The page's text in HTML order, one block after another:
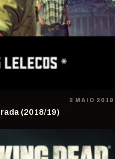
2 MAIO 2019
(2018/19)